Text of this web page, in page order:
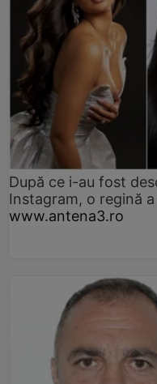
După ce i-au fost
Instagram, o regină
www.antena3.ro